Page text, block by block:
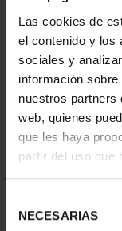
Las cookies de
el contenido y los
sociales y
información
nuestros partners
web, quienes
que les haya
partir del uso que
NECESARIAS
CAPITALES
PROVINCIA
3.796,00 €